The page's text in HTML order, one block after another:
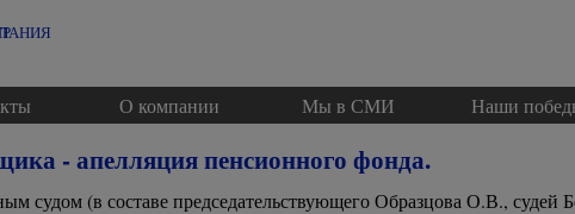
Пропустить меню
О компании ▼
Мы в СМИ Наши
- апелляция пенсионного фонда.
судом (в составе председательствующего Образцова О.В.,